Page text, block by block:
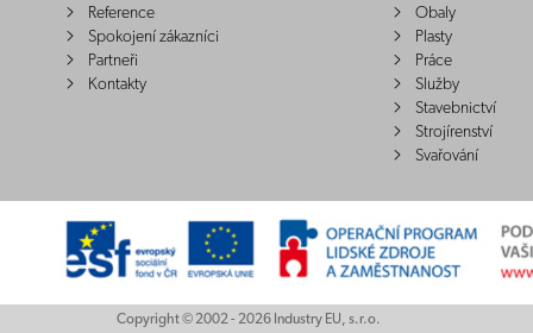
Reference
Spokojení zákazníci
Partneři
Kontakty
Obaly
Plasty
Práce
Služby
Stavebnictví
Strojírenství
Svařování
Copyright © 2002 - 2026 Industry EU, s.r.o.